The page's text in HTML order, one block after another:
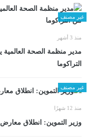
غير مصنف
منذ 3 أشهر
مدير منظمة الصحة
التراكوما
غير مصنف
منذ 12 شهرًا
وزير التموين: انطلاق معارض أهلًا مدارس 2025